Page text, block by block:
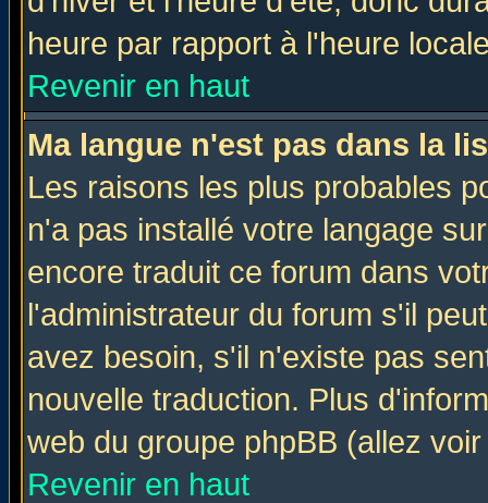
heure par rapport à l'heure
Revenir en haut
Ma langue n'est pas dans la
Les raisons les plus probables
n'a pas installé votre langage
encore traduit ce forum dans
l'administrateur du forum s'il
avez besoin, s'il n'existe pas
nouvelle traduction. Plus
web du groupe phpBB (allez
Revenir en haut